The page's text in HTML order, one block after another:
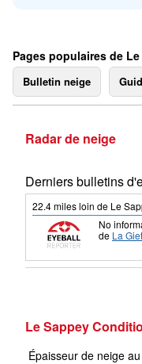
Pages populaires de
Bulletin neige
Radar de neige
Derniers bulletins
22.4milesloin de Le
No
de La
Le Sappey
Épaisseur de neige